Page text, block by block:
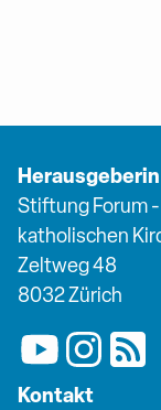
Herausgeberin
Stiftung Forum
katholischen
Zeltweg 48
8032 Zürich
Kontakt